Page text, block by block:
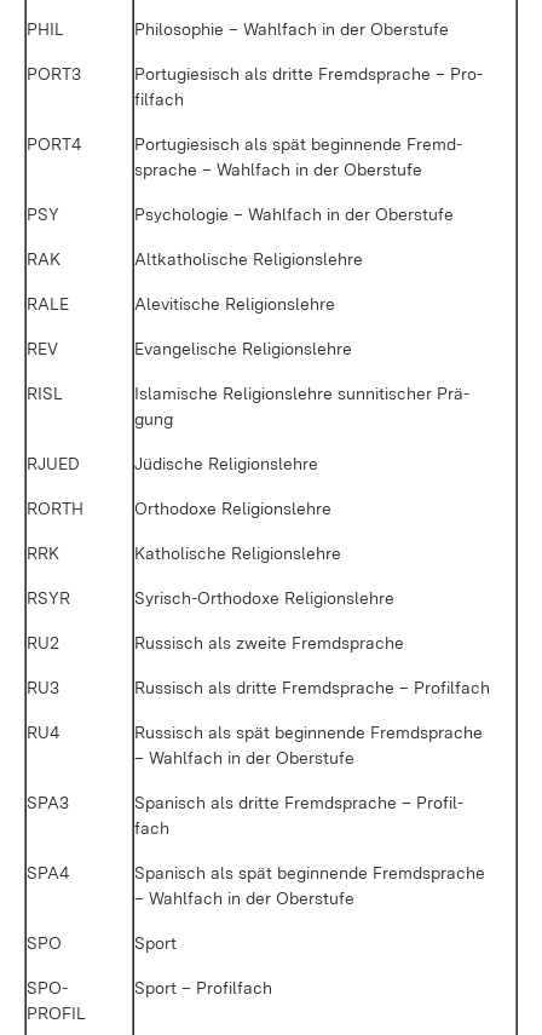
PHIL Phi­lo­so­phie – Wahl­fach in der Ober­stu­fe
PORT3
Por­tu­gie­sisch als drit­te Fremd­spra­che – Pro­
fil­fach
PORT4
Por­tu­gie­sisch als spät be­gin­nen­de Fremd­
spra­che – Wahl­fach in der Ober­stu­fe
PSY Psy­cho­lo­gie – Wahl­fach in der Ober­stu­fe
RAK Alt­ka­tho­li­sche Re­li­gi­ons­leh­re
RA­LE Ale­vi­ti­sche Re­li­gi­ons­leh­re
REV Evan­ge­li­sche Re­li­gi­ons­leh­re
RISL
Is­la­mi­sche Re­li­gi­ons­leh­re sun­ni­ti­scher Prä­
gung
RJUED Jü­di­sche Re­li­gi­ons­leh­re
RORTH Or­tho­do­xe Re­li­gi­ons­leh­re
RRK Ka­tho­li­sche Re­li­gi­ons­leh­re
RSYR Sy­risch-Or­tho­do­xe Re­li­gi­ons­leh­re
RU2 Rus­sisch als zwei­te Fremd­spra­che
RU3 Rus­sisch als drit­te Fremd­spra­che – Pro­fil­fach
RU4
Rus­sisch als spät be­gin­nen­de Fremd­spra­che
– Wahl­fach in der Ober­stu­fe
SPA3
Spa­nisch als drit­te Fremd­spra­che – Pro­fil­
fach
SPA4
Spa­nisch als spät be­gin­nen­de Fremd­spra­che
– Wahl­fach in der Ober­stu­fe
SPO Sport
SPO­
PROFIL
Sport – Pro­fil­fach